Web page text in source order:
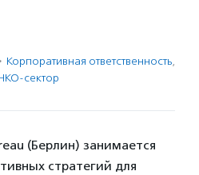
· Корпоративная ответственность,
сектор
(Берлин) занимается
стратегий для